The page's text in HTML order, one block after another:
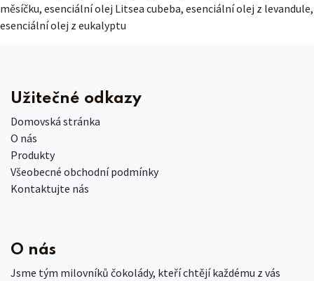
měsíčku, esenciální olej Litsea cubeba, esenciální olej z levandule,
esenciální olej z eukalyptu
Užitečné odkazy
Domovská stránka
O nás
Produkty
Všeobecné obchodní podmínky
Kontaktujte nás
O nás
Jsme tým milovníků čokolády, kteří chtějí každému z vás